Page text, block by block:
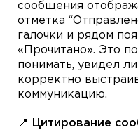
сообщения
отметка
галочки и рядом
«Прочитано». Это
понимать, увидел
корректно
коммуникацию.
📍 Цитирование